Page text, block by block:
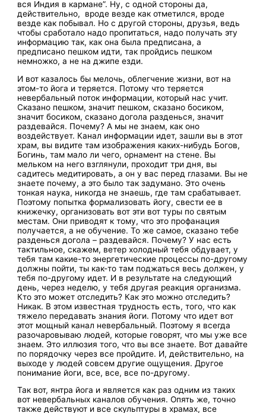
вся Индия в кармане”. Ну, с одной стороны да,
действительно, вроде везде как отметился, вроде
везде как побывал. Но с другой стороны, друзья, ведь
чтобы сработало надо пропитаться, надо получать эту
информацию так, как она была предписана, а
предписано пешком идти, так пройдись пешком
немножко, а не на джипе езди.
И вот казалось бы мелочь, облегчение жизни, вот на
этом-то йога и теряется. Потому что теряется
невербальный поток информации, который нас учит.
Сказано пешком, значит пешком, сказано босиком,
значит босиком, сказано догола разденься, значит
раздевайся. Почему? А мы не знаем, как оно
воздействует. Канал информации идет, зашли вы в этот
храм, вы видите там изображения каких-нибудь Богов,
Богинь, там мало ли чего, орнамент на стене. Вы
мельком на него взглянули, проходит три дня, вы
садитесь медитировать, а он у вас перед глазами. Вы не
знаете почему, а это было так задумано. Это очень
тонкая наука, никогда не знаешь, где там срабатывает.
Поэтому попытка формализовать йогу, свести ее в
книжечку, организовать вот эти вот туры по святым
местам. Они приводят к тому, что это профанация
получается, а не обучение. То же самое, сказано тебе
разденься догола – раздевайся. Почему? У нас есть
тактильное, скажем, ветер холодный тебя обдувает, у
тебя там какие-то энергетические процессы по-другому
должны пойти, ты как-то там поджаться весь должен, у
тебя по-другому идет. И в результате на следующий
день, через неделю, у тебя другая реакция организма.
Кто это может отследить? Как это можно отследить?
Никак. В этом известная трудность есть, того, что как
тяжело передавать знания йоги. Потому что идет вот
этот мощный канал невербальный. Поэтому я всегда
разочаровываю людей, которые говорят, что мы уже все
знаем. Это иллюзия того, что вы все знаете. Вот давайте
по порядочку через все пройдите. И, действительно, на
выходе у людей совсем другие ощущения. Другое
понимание йоги, все, все, все по-другому.
Так вот, янтра йога и является как раз одним из таких
вот невербальных каналов обучения. Опять же, точно
также действуют и все скульптуры в храмах, все